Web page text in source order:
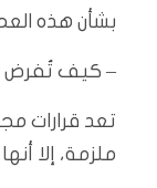
بشأن هذه
– كيف تُفرض
تعد قرارات
ملزمة، إلا